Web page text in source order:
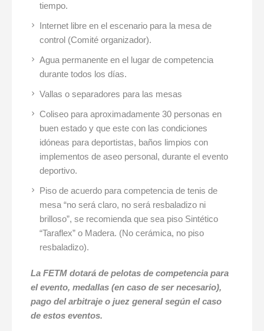
tiempo.
Internet libre en el escenario para la mesa de
control (Comité organizador).
Agua permanente en el lugar de competencia
durante todos los días.
Vallas o separadores para las mesas
Coliseo para aproximadamente 30 personas en
buen estado y que este con las condiciones
idóneas para deportistas, baños limpios con
implementos de aseo personal, durante el evento
deportivo.
Piso de acuerdo para competencia de tenis de
mesa “no será claro, no será resbaladizo ni
brilloso”, se recomienda que sea piso Sintético
“Taraflex” o Madera. (No cerámica, no piso
resbaladizo).
La FETM dotará de pelotas de competencia para
el evento, medallas (en caso de ser necesario),
pago del arbitraje o juez general según el caso
de estos eventos.